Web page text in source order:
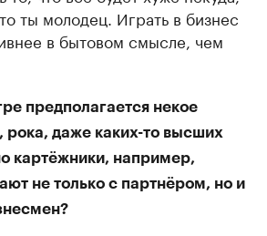
ты молодец. Играть в бизнес
в бытовом смысле, чем
предполагается некое
рока, даже каких-то высших
картёжники, например,
не только с партнёром, но и